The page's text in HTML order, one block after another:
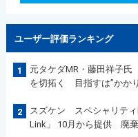
ユーザー評価ランキング
1
元タケダMR・藤田祥子
を切拓く 目指すは”かか
2
スズケン スペシャリティ
Link」 10月から提供 廃